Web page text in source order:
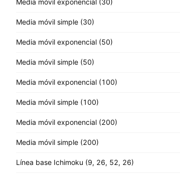
Media móvil exponencial (30)
Media móvil simple (30)
Media móvil exponencial (50)
Media móvil simple (50)
Media móvil exponencial (100)
Media móvil simple (100)
Media móvil exponencial (200)
Media móvil simple (200)
Línea base Ichimoku (9, 26, 52, 26)